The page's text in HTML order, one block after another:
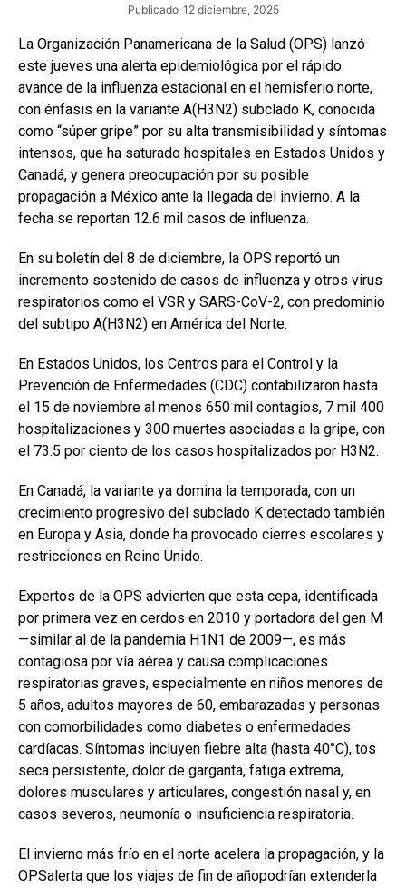
Publicado 12 diciembre, 2025
La Organización Panamericana de la Salud (OPS) lanzó
este jueves una alerta epidemiológica por el rápido
avance de la influenza estacional en el hemisferio norte,
con énfasis en la variante A(H3N2) subclado K, conocida
como “súper gripe” por su alta transmisibilidad y síntomas
intensos, que ha saturado hospitales en Estados Unidos y
Canadá, y genera preocupación por su posible
propagación a México ante la llegada del invierno. A la
fecha se reportan 12.6 mil casos de influenza.
En su boletín del 8 de diciembre, la OPS reportó un
incremento sostenido de casos de influenza y otros virus
respiratorios como el VSR y SARS-CoV-2, con predominio
del subtipo A(H3N2) en América del Norte.
En Estados Unidos, los Centros para el Control y la
Prevención de Enfermedades (CDC) contabilizaron hasta
el 15 de noviembre al menos 650 mil contagios, 7 mil 400
hospitalizaciones y 300 muertes asociadas a la gripe, con
el 73.5 por ciento de los casos hospitalizados por H3N2.
En Canadá, la variante ya domina la temporada, con un
crecimiento progresivo del subclado K detectado también
en Europa y Asia, donde ha provocado cierres escolares y
restricciones en Reino Unido.
Expertos de la OPS advierten que esta cepa, identificada
por primera vez en cerdos en 2010 y portadora del gen M
—similar al de la pandemia H1N1 de 2009—, es más
contagiosa por vía aérea y causa complicaciones
respiratorias graves, especialmente en niños menores de
5 años, adultos mayores de 60, embarazadas y personas
con comorbilidades como diabetes o enfermedades
cardíacas. Síntomas incluyen fiebre alta (hasta 40°C), tos
seca persistente, dolor de garganta, fatiga extrema,
dolores musculares y articulares, congestión nasal y, en
casos severos, neumonía o insuficiencia respiratoria.
El invierno más frío en el norte acelera la propagación, y la
OPSalerta que los viajes de fin de añopodrían extenderla